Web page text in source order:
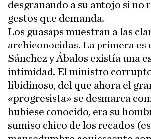
desgranando a su antojo si no
gestos que demanda.
Los guasaps muestran a las
archiconocidas. La primera es
Sánchez y Ábalos existía una
intimidad. El ministro
libidinoso, del que ahora el
«progresista» se desmarca
hubiese conocido, era su
sumiso chico de los recados